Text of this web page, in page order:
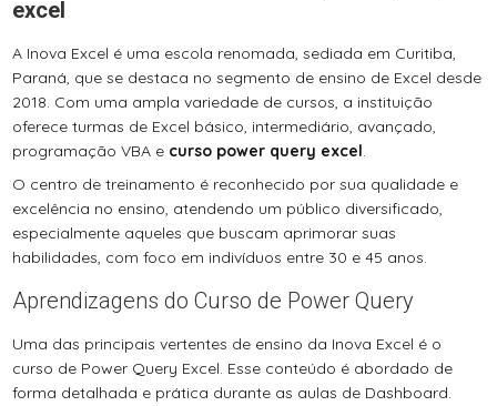
excel
A Inova Excel é uma escola renomada, sediada em Curitiba,
Paraná, que se destaca no segmento de ensino de Excel desde
2018. Com uma ampla variedade de cursos, a instituição
oferece turmas de Excel básico, intermediário, avançado,
programação VBA e curso power query excel.
O centro de treinamento é reconhecido por sua qualidade e
excelência no ensino, atendendo um público diversificado,
especialmente aqueles que buscam aprimorar suas
habilidades, com foco em indivíduos entre 30 e 45 anos.
Aprendizagens do Curso de Power Query
Uma das principais vertentes de ensino da Inova Excel é o
curso de Power Query Excel. Esse conteúdo é abordado de
forma detalhada e prática durante as aulas de Dashboard.